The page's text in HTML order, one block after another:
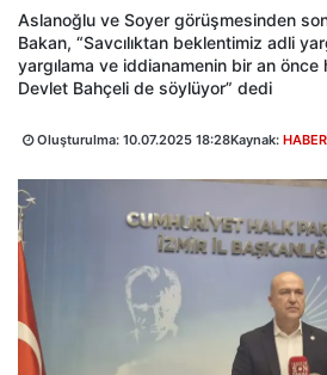
Aslanoğlu ve Soyer görüşmesinden
Bakan, “Savcılıktan beklentimiz adli
yargılama ve iddianamenin bir an önce
Devlet Bahçeli de söylüyor” dedi
Oluşturulma: 10.07.2025 18:28Kaynak: